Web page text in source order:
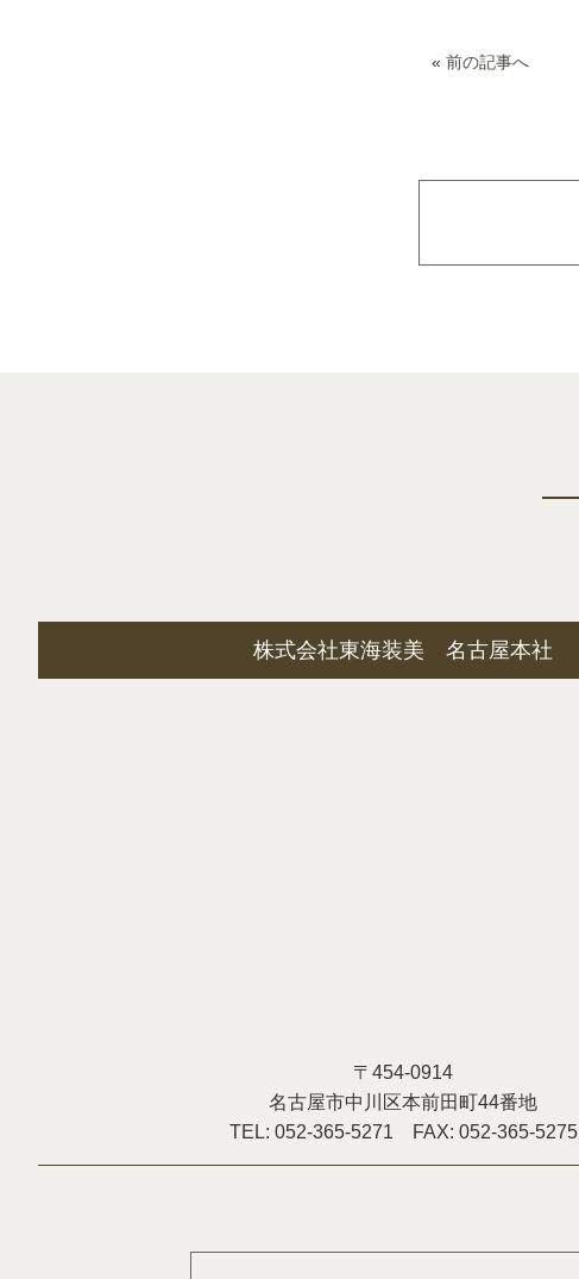
« 前の記事へ
株式会社東海装美 名古屋本社
〒454-0914
名古屋市中川区本前田町44番地
TEL: 052-365-5271 FAX: 052-365-5275